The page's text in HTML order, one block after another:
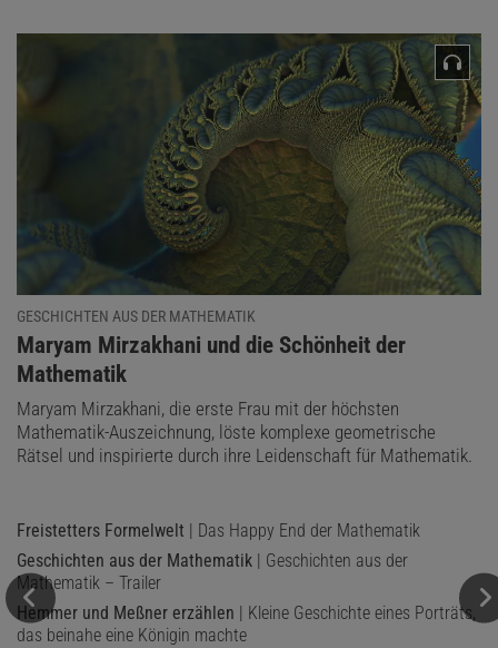
GESCHICHTEN AUS DER MATHEMATIK
:
Maryam Mirzakhani und die Schönheit der
Mathematik
Maryam Mirzakhani, die erste Frau mit der höchsten
Mathematik-Auszeichnung, löste komplexe geometrische
Rätsel und inspirierte durch ihre Leidenschaft für Mathematik.
Freistetters Formelwelt | Das Happy End der Mathematik
Geschichten aus der Mathematik | Geschichten aus der
Mathematik – Trailer
Hemmer und Meßner erzählen | Kleine Geschichte eines Porträts,
das beinahe eine Königin machte